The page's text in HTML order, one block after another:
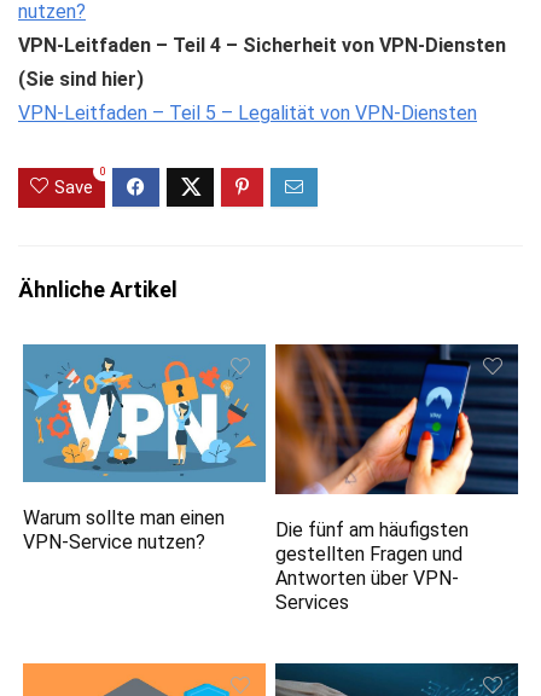
nutzen?
VPN-Leitfaden – Teil 4 – Sicherheit von VPN-Diensten
(Sie sind hier)
VPN-Leitfaden – Teil 5 – Legalität von VPN-Diensten
Save
0
Ähnliche Artikel
Warum sollte man einen
VPN-Service nutzen?
Die fünf am häufigsten
gestellten Fragen und
Antworten über VPN-
Services